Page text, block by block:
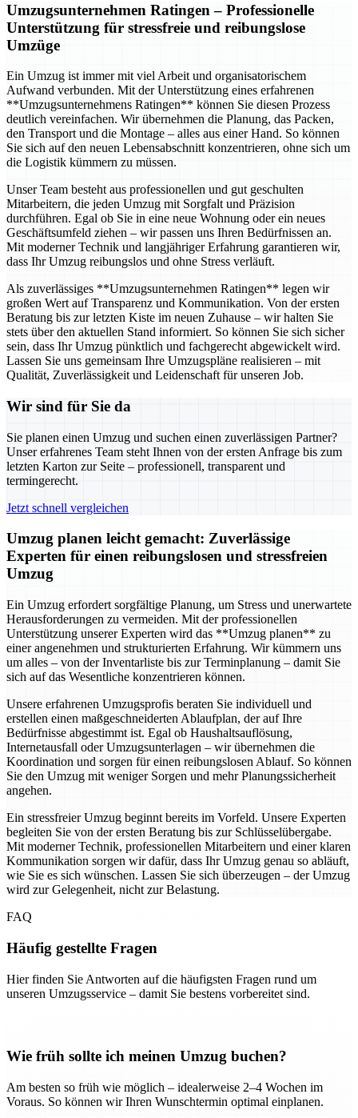
Umzugsunternehmen Ratingen – Professionelle
Unterstützung für stressfreie und reibungslose
Umzüge
Ein Umzug ist immer mit viel Arbeit und organisatorischem
Aufwand verbunden. Mit der Unterstützung eines erfahrenen
**Umzugsunternehmens Ratingen** können Sie diesen Prozess
deutlich vereinfachen. Wir übernehmen die Planung, das Packen,
den Transport und die Montage – alles aus einer Hand. So können
Sie sich auf den neuen Lebensabschnitt konzentrieren, ohne sich um
die Logistik kümmern zu müssen.
Unser Team besteht aus professionellen und gut geschulten
Mitarbeitern, die jeden Umzug mit Sorgfalt und Präzision
durchführen. Egal ob Sie in eine neue Wohnung oder ein neues
Geschäftsumfeld ziehen – wir passen uns Ihren Bedürfnissen an.
Mit moderner Technik und langjähriger Erfahrung garantieren wir,
dass Ihr Umzug reibungslos und ohne Stress verläuft.
Als zuverlässiges **Umzugsunternehmen Ratingen** legen wir
großen Wert auf Transparenz und Kommunikation. Von der ersten
Beratung bis zur letzten Kiste im neuen Zuhause – wir halten Sie
stets über den aktuellen Stand informiert. So können Sie sich sicher
sein, dass Ihr Umzug pünktlich und fachgerecht abgewickelt wird.
Lassen Sie uns gemeinsam Ihre Umzugspläne realisieren – mit
Qualität, Zuverlässigkeit und Leidenschaft für unseren Job.
Wir sind für Sie da
Sie planen einen Umzug und suchen einen zuverlässigen Partner?
Unser erfahrenes Team steht Ihnen von der ersten Anfrage bis zum
letzten Karton zur Seite – professionell, transparent und
termingerecht.
Jetzt schnell vergleichen
Umzug planen leicht gemacht: Zuverlässige
Experten für einen reibungslosen und stressfreien
Umzug
Ein Umzug erfordert sorgfältige Planung, um Stress und unerwartete
Herausforderungen zu vermeiden. Mit der professionellen
Unterstützung unserer Experten wird das **Umzug planen** zu
einer angenehmen und strukturierten Erfahrung. Wir kümmern uns
um alles – von der Inventarliste bis zur Terminplanung – damit Sie
sich auf das Wesentliche konzentrieren können.
Unsere erfahrenen Umzugsprofis beraten Sie individuell und
erstellen einen maßgeschneiderten Ablaufplan, der auf Ihre
Bedürfnisse abgestimmt ist. Egal ob Haushaltsauflösung,
Internetausfall oder Umzugsunterlagen – wir übernehmen die
Koordination und sorgen für einen reibungslosen Ablauf. So können
Sie den Umzug mit weniger Sorgen und mehr Planungssicherheit
angehen.
Ein stressfreier Umzug beginnt bereits im Vorfeld. Unsere Experten
begleiten Sie von der ersten Beratung bis zur Schlüsselübergabe.
Mit moderner Technik, professionellen Mitarbeitern und einer klaren
Kommunikation sorgen wir dafür, dass Ihr Umzug genau so abläuft,
wie Sie es sich wünschen. Lassen Sie sich überzeugen – der Umzug
wird zur Gelegenheit, nicht zur Belastung.
FAQ
Häufig gestellte Fragen
Hier finden Sie Antworten auf die häufigsten Fragen rund um
unseren Umzugsservice – damit Sie bestens vorbereitet sind.
Wie früh sollte ich meinen Umzug buchen?
Am besten so früh wie möglich – idealerweise 2–4 Wochen im
Voraus. So können wir Ihren Wunschtermin optimal einplanen.